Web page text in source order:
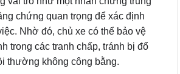
chứng quan trọng để xác định
Nhờ đó, chủ xe có thể bảo vệ
trong các tranh chấp, tránh bị đổ
thường không công bằng.